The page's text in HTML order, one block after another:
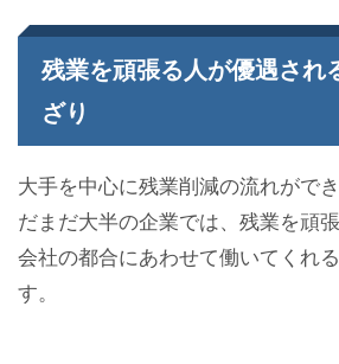
残業を頑張る人が優遇され
ざり
大手を中心に残業削減の流れがで
だまだ大半の企業では、残業を頑
会社の都合にあわせて働いてくれ
す。